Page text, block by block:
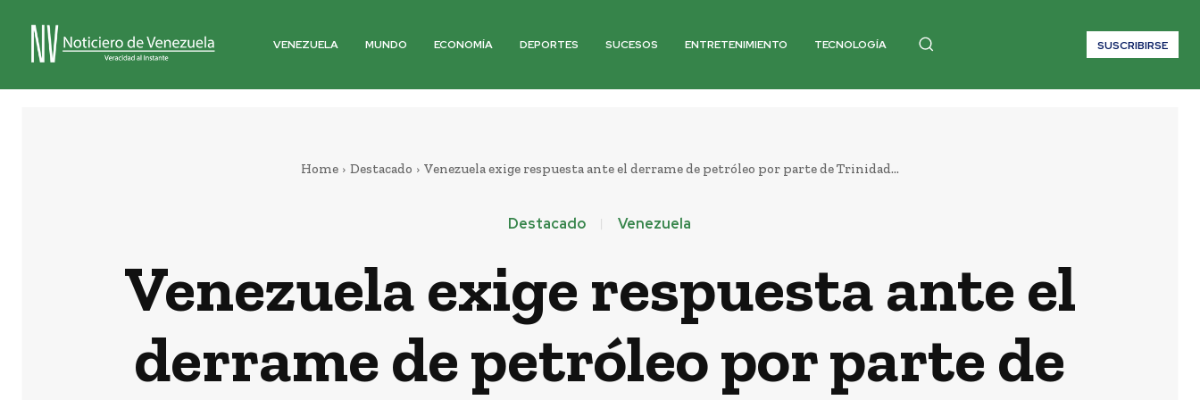
VENEZUELA MUNDO ECONOMÍA DEPORTES SUCESOS ENTRETENIMIENTO TECNOLOGÍA SUSCRIBIRSE
Home Destacado Venezuela exige respuesta ante el derrame de petróleo por parte de Trinidad...
Destacado Venezuela
Venezuela exige respuesta ante el
derrame de petróleo por parte de